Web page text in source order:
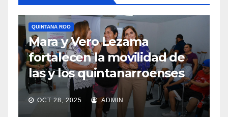
QUINTANA ROO
Mara y Vero Lezama
fortalecen la movilidad de
las y los quintanarroenses
OCT 28, 2025 ADMIN